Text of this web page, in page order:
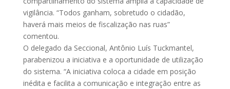
vigilância. “Todos ganham, sobretudo o cidadão,
haverá mais meios de fiscalização nas ruas”
comentou.
O delegado da Seccional, Antônio Luís Tuckmantel,
parabenizou a iniciativa e a oportunidade de utilização
do sistema. “A iniciativa coloca a cidade em posição
inédita e facilita a comunicação e integração entre as